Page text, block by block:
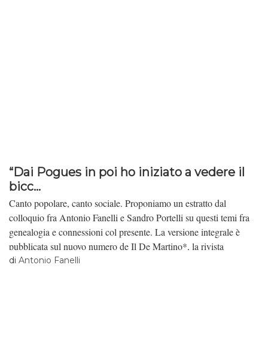
“Dai Pogues in poi ho iniziato a vedere il
bicc...
Canto popolare, canto sociale. Proponiamo un estratto dal
colloquio fra Antonio Fanelli e Sandro Portelli su questi temi fra
genealogia e connessioni col presente. La versione integrale è
pubblicata sul nuovo numero de Il De Martino*, la rivista
dell’Istituto culturale dedicato al grande etnografo napoletano,
di Antonio Fanelli